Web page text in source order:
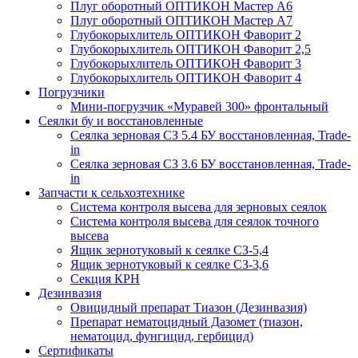
Плуг оборотный ОПТИКОН Мастер А6
Плуг оборотный ОПТИКОН Мастер А7
Глубокорыхлитель ОПТИКОН Фаворит 2
Глубокорыхлитель ОПТИКОН Фаворит 2,5
Глубокорыхлитель ОПТИКОН Фаворит 3
Глубокорыхлитель ОПТИКОН Фаворит 4
Погрузчики
Мини-погрузчик «Муравей 300» фронтальный
Сеялки бу и восстановленные
Сеялка зерновая СЗ 5.4 БУ восстановленная, Trade-
in
Сеялка зерновая СЗ 3.6 БУ восстановленная, Trade-
in
Запчасти к сельхозтехнике
Система контроля высева для зерновых сеялок
Система контроля высева для сеялок точного
высева
Ящик зернотуковый к сеялке СЗ-5,4
Ящик зернотуковый к сеялке СЗ-3,6
Секция КРН
Дезинвазия
Овицидный препарат Тиазон (Дезинвазия)
Препарат нематоцидный Дазомет (тиазон,
нематоцид, фунгицид, гербицид)
Сертификаты